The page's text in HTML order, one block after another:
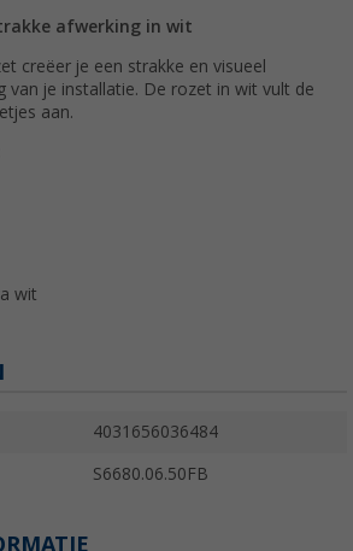
afwerking in wit
creëer je een strakke en visueel
van je installatie. De rozet in wit vult de
aan.
wit
4031656036484
S6680.06.50FB